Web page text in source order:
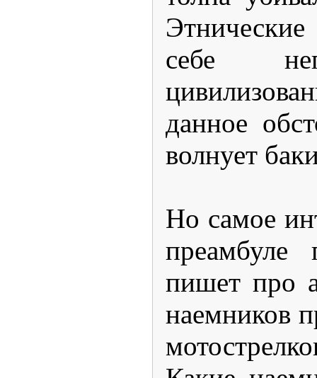
себе
данное
волнует
Но самое
преамбуле
пишет про
наемников